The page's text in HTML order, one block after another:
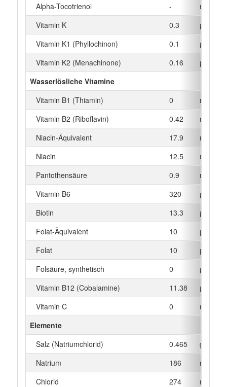
Alpha-Tocotrienol
-
mg
Vitamin K
0.3
µg
Vitamin K1 (Phyllochinon)
0.1
µg
Vitamin K2 (Menachinone)
0.16
µg
Wasserlösliche Vitamine
Vitamin B1 (Thiamin)
0
mg
Vitamin B2 (Riboflavin)
0.42
mg
Niacin-Äquivalent
17.9
mg
Niacin
12.5
mg
Pantothensäure
0.9
mg
Vitamin B6
320
µg
Biotin
13.3
µg
Folat-Äquivalent
10
µg
Folat
10
µg
Folsäure, synthetisch
0
µg
Vitamin B12 (Cobalamine)
11.38
µg
Vitamin C
0
mg
Elemente
Salz (Natriumchlorid)
0.465
g
Natrium
186
mg
Chlorid
274
mg